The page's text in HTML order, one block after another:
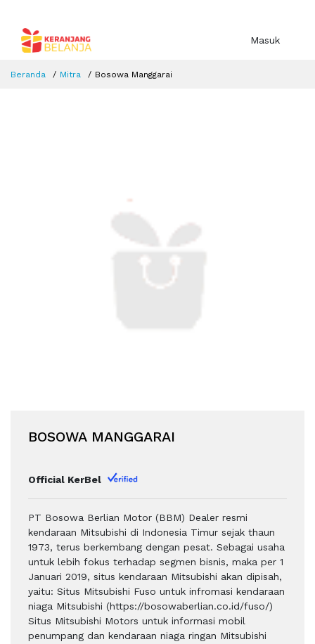
Masuk
Beranda Mitra Bosowa Manggarai
BOSOWA MANGGARAI
Official KerBel
PT Bosowa Berlian Motor (BBM) Dealer resmi
kendaraan Mitsubishi di Indonesia Timur sejak thaun
1973, terus berkembang dengan pesat. Sebagai usaha
untuk lebih fokus terhadap segmen bisnis, maka per 1
Januari 2019, situs kendaraan Mitsubishi akan dipisah,
yaitu: Situs Mitsubishi Fuso untuk infromasi kendaraan
niaga Mitsubishi (https://bosowaberlian.co.id/fuso/)
Situs Mitsubishi Motors untuk informasi mobil
penumpang dan kendaraan niaga ringan Mitsubishi